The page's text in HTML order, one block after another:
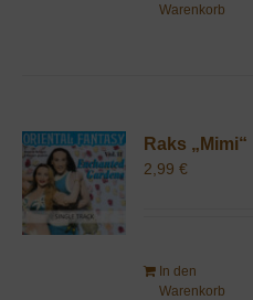
Warenkorb
Raks „Mimi“
2,99€
In den
Warenkorb